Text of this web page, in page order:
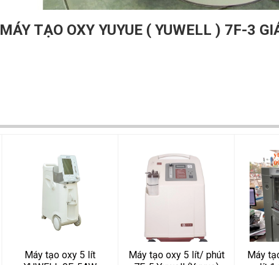
MÁY TẠO OXY YUYUE ( YUWELL ) 7F-3
Máy tạo oxy 5 lít
Máy tạo oxy 5 lít/ phút
Máy